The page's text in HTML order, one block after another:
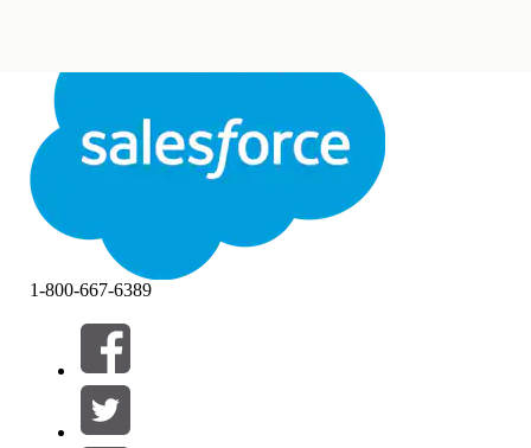
Закрыть
Фильтры (0)
ВЫБРАТЬ ФИЛЬТРЫ
Область продуктов
1-800-667-6389